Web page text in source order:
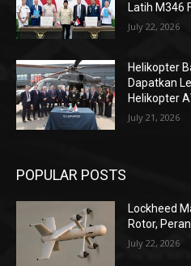
Latih M346
July 22, 2026
Helikopter
Dapatkan
Helikopter
July 21, 2026
POPULAR POSTS
Lockheed
Rotor,
July 22, 2026